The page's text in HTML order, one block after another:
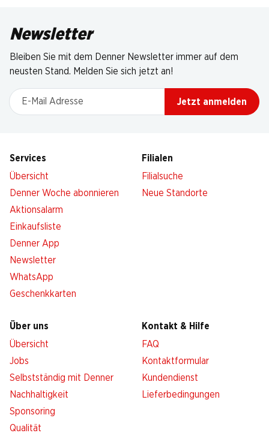
Newsletter
Bleiben Sie mit dem Denner Newsletter immer auf dem
neusten Stand. Melden Sie sich jetzt an!
E-Mail Adresse
Jetzt anmelden
Services
Übersicht
Denner Woche abonnieren
Aktionsalarm
Einkaufsliste
Denner App
Newsletter
WhatsApp
Geschenkkarten
Filialen
Filialsuche
Neue Standorte
Über uns
Übersicht
Jobs
Selbstständig mit Denner
Nachhaltigkeit
Sponsoring
Qualität
Kontakt & Hilfe
FAQ
Kontaktformular
Kundendienst
Lieferbedingungen